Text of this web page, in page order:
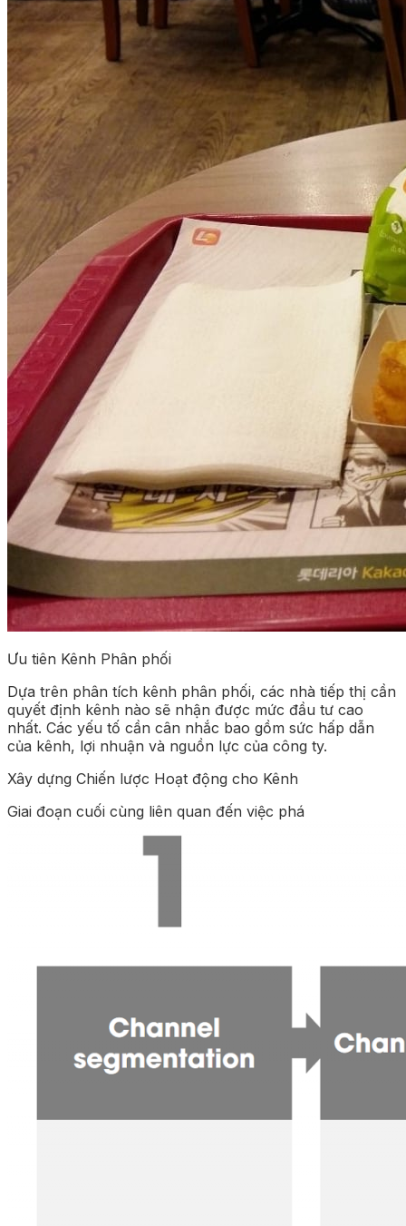
Ưu tiên Kênh Phân phối
Dựa trên phân tích kênh phân phối, các nhà tiếp thị cần
quyết định kênh nào sẽ nhận được mức đầu tư cao
nhất. Các yếu tố cần cân nhắc bao gồm sức hấp dẫn
của kênh, lợi nhuận và nguồn lực của công ty.
Xây dựng Chiến lược Hoạt động cho Kênh
Giai đoạn cuối cùng liên quan đến việc phá